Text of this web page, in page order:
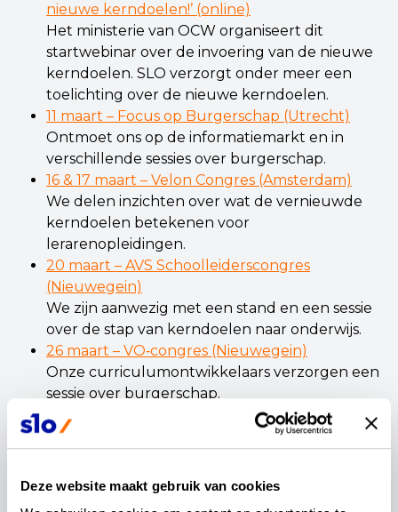
Deze website maakt gebruik van cookies
nieuwe kerndoelen!’ (online)
Het ministerie van OCW organiseert dit
startwebinar over de invoering van de nieuwe
kerndoelen. SLO verzorgt onder meer een
toelichting over de nieuwe kerndoelen.
11 maart – Focus op Burgerschap (Utrecht)
Ontmoet ons op de informatiemarkt en in
verschillende sessies over burgerschap.
16 & 17 maart – Velon Congres (Amsterdam)
We delen inzichten over wat de vernieuwde
kerndoelen betekenen voor
lerarenopleidingen.
20 maart – AVS Schoolleiderscongres
(Nieuwegein)
We zijn aanwezig met een stand en een sessie
over de stap van kerndoelen naar onderwijs.
26 maart – VO‑congres (Nieuwegein)
Onze curriculumontwikkelaars verzorgen een
sessie over burgerschap.
OCW Dichtbij-conferenties
Tijdens onze sessies bieden we handvatten
ook bij onze informatiestand met ons in